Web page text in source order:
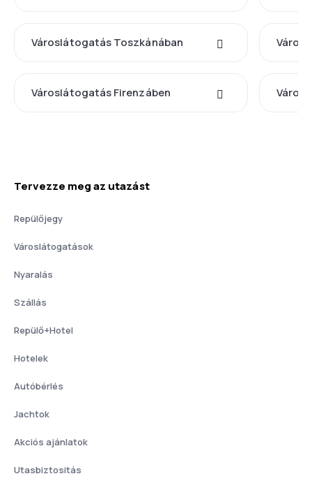
Városlátogatás Toszkánában
Városlátogatás Firenzáben
Tervezze meg az utazást
Repülőjegy
Városlátogatások
Nyaralás
Szállás
Repülő+Hotel
Hotelek
Autóbérlés
Jachtok
Akciós ajánlatok
Utasbiztositás